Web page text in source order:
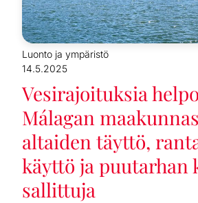
Luonto ja ympäristö
14.5.2025
Vesirajoituksia
Málagan
altaiden täyttö,
käyttö ja puutarhan
sallittuja